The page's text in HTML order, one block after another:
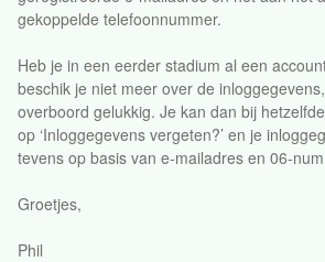
gekoppelde telefoonnummer.
Heb je in een eerder stadium al een
beschik je niet meer over de
overboord gelukkig. Je kan dan bij
op ‘Inloggegevens vergeten?’ en je
tevens op basis van e-mailadres en 06-
Groetjes,
Phil